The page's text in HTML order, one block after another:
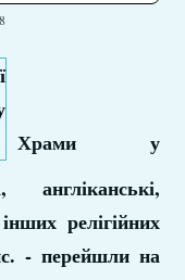
Храми у
англіканські,
релігійних
- перейшли на